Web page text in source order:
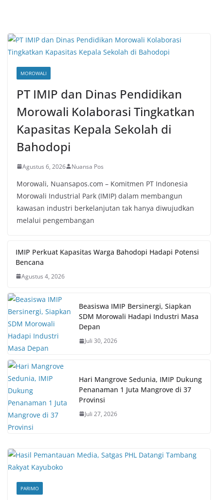
MOROWALI
PT IMIP dan Dinas Pendidikan
Morowali Kolaborasi Tingkatkan
Kapasitas Kepala Sekolah di
Bahodopi
Agustus 6, 2026 Nuansa Pos
Morowali, Nuansapos.com – Komitmen PT Indonesia
Morowali Industrial Park (IMIP) dalam membangun
kawasan industri berkelanjutan tak hanya diwujudkan
melalui pengembangan
IMIP Perkuat Kapasitas Warga Bahodopi Hadapi Potensi
Bencana
Agustus 4, 2026
Beasiswa IMIP Bersinergi, Siapkan
SDM Morowali Hadapi Industri Masa
Depan
Juli 30, 2026
Hari Mangrove Sedunia, IMIP Dukung
Penanaman 1 Juta Mangrove di 37
Provinsi
Juli 27, 2026
PARIMO